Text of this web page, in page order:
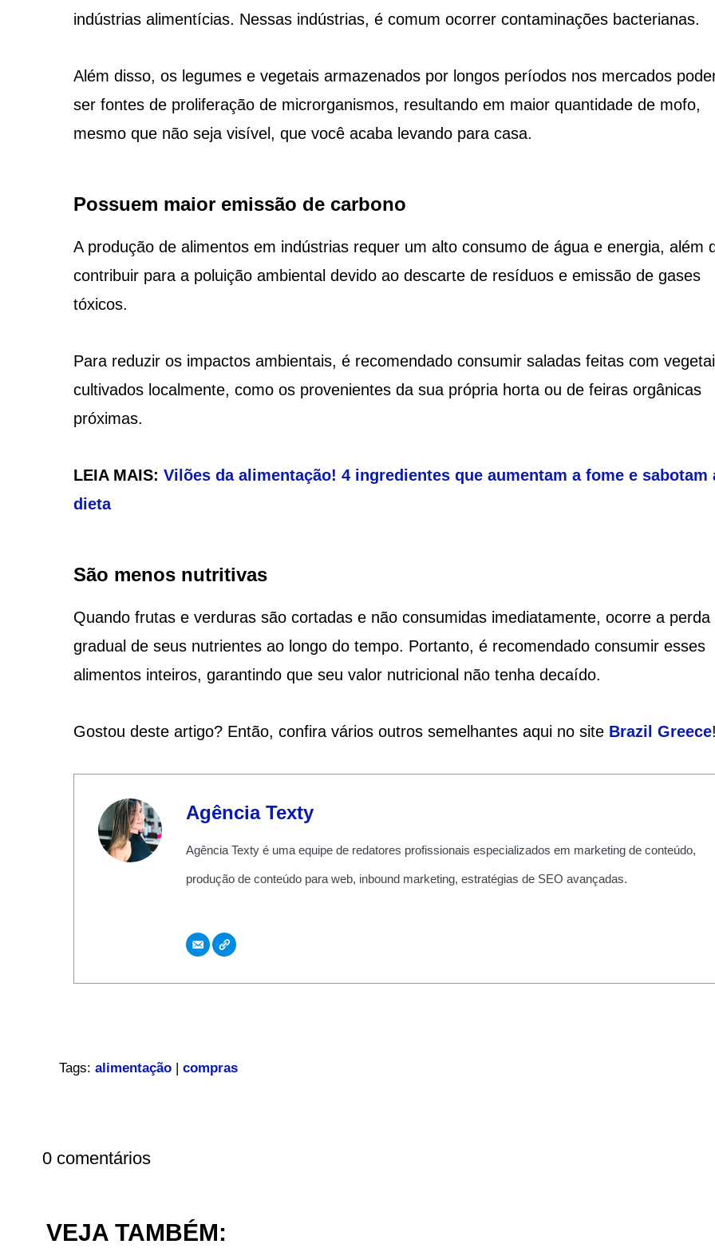
indústrias alimentícias. Nessas indústrias, é comum ocorrer contaminações bacterianas.
Além disso, os legumes e vegetais armazenados por longos períodos nos mercados
ser fontes de proliferação de microrganismos, resultando em maior quantidade de mofo,
mesmo que não seja visível, que você acaba levando para casa.
Possuem maior emissão de carbono
A produção de alimentos em indústrias requer um alto consumo de água e energia, além
contribuir para a poluição ambiental devido ao descarte de resíduos e emissão de gases
tóxicos.
Para reduzir os impactos ambientais, é recomendado consumir saladas feitas com
cultivados localmente, como os provenientes da sua própria horta ou de feiras orgânicas
próximas.
LEIA MAIS: Vilões da alimentação! 4 ingredientes que aumentam a fome e sabotam
dieta
São menos nutritivas
Quando frutas e verduras são cortadas e não consumidas imediatamente, ocorre a perda
gradual de seus nutrientes ao longo do tempo. Portanto, é recomendado consumir esses
alimentos inteiros, garantindo que seu valor nutricional não tenha decaído.
Gostou deste artigo? Então, confira vários outros semelhantes aqui no site Brazil Greece!
Agência Texty
Agência Texty é uma equipe de redatores profissionais especializados em marketing de conteúdo,
produção de conteúdo para web, inbound marketing, estratégias de SEO avançadas.
Tags: alimentação| compras
0 comentários
VEJA TAMBÉM: